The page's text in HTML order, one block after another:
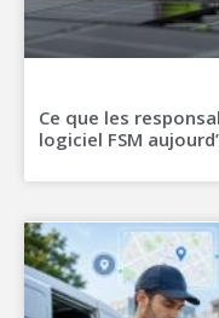
Ce que les
logiciel FSM